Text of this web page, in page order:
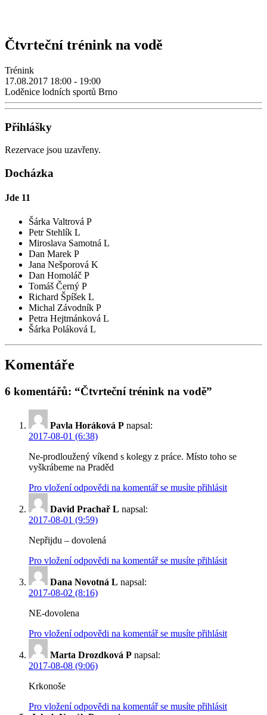
Čtvrteční trénink na vodě
Trénink
17.08.2017 18:00 - 19:00
Loděnice lodních sportů Brno
Přihlášky
Rezervace jsou uzavřeny.
Docházka
Jde 11
Šárka Valtrová P
Petr Stehlík L
Miroslava Samotná L
Dan Marek P
Jana Nešporová K
Dan Homoláč P
Tomáš Černý P
Richard Špíšek L
Michal Závodník P
Petra Hejtmánková L
Šárka Poláková L
Komentáře
6 komentářů: “Čtvrteční trénink na vodě”
Pavla Horáková P napsal:
2017-08-01 (6:38)
Ne-prodloužený víkend s kolegy z práce. Místo toho se
vyškrábeme na Praděd
Pro vložení odpovědi na komentář se musíte přihlásit
David Prachař L napsal:
2017-08-01 (9:59)
Nepřijdu – dovolená
Pro vložení odpovědi na komentář se musíte přihlásit
Dana Novotná L napsal:
2017-08-02 (8:16)
NE-dovolena
Pro vložení odpovědi na komentář se musíte přihlásit
Marta Drozdková P napsal:
2017-08-08 (9:06)
Krkonoše
Pro vložení odpovědi na komentář se musíte přihlásit